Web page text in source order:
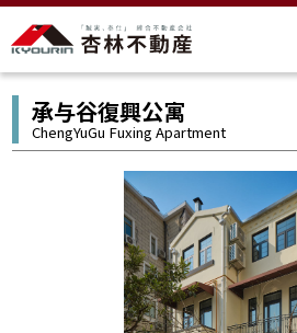
承与谷復興公寓
ChengYuGu Fuxing Apartment